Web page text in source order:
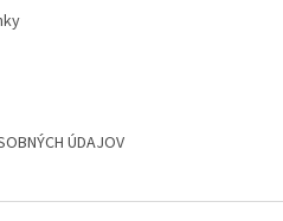
ÚDAJOV